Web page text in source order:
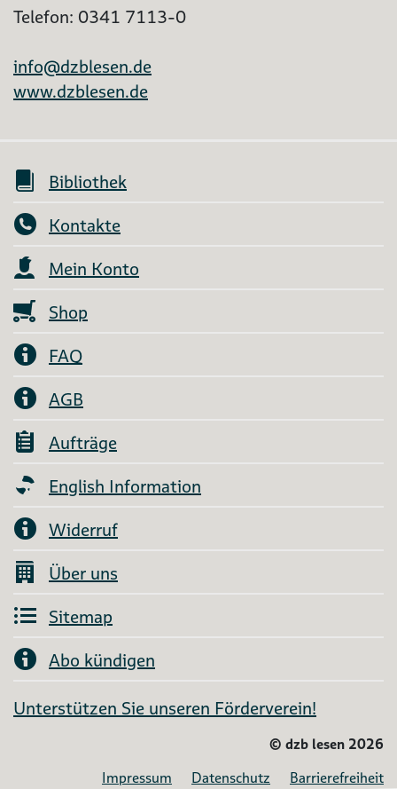
Telefon: 0341 7113-0
info@dzblesen.de
www.dzblesen.de
Bibliothek
Kontakte
Mein Konto
Shop
FAQ
AGB
Aufträge
English Information
Widerruf
Über uns
Sitemap
Abo kündigen
Unterstützen Sie unseren Förderverein!
© dzb lesen 2026
Impressum
Datenschutz Barrierefreiheit